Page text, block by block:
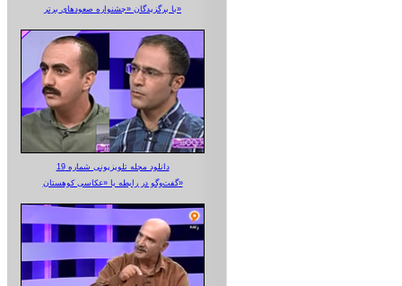
با برگزیدگان «جشنواره صعودهای برتر»
دانلود مجله تلویزیونی شماره 19
گفت‌وگو در رابطه با «عکاسی کوهستان»